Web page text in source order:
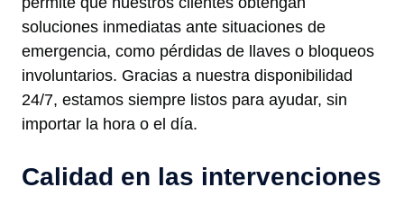
soluciones inmediatas ante situaciones de
emergencia, como pérdidas de llaves o bloqueos
involuntarios. Gracias a nuestra disponibilidad
24/7, estamos siempre listos para ayudar, sin
importar la hora o el día.
Calidad en las intervenciones